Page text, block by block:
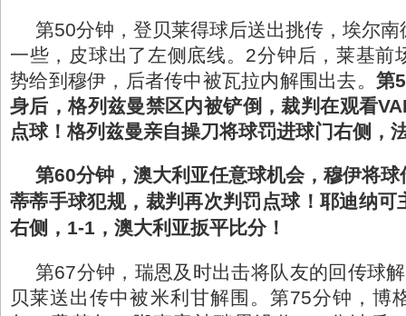
第50分钟，登贝莱得球后送出挑传，埃尔
一些，皮球出了左侧底线。2分钟后，莱基前
势给到穆伊，后者传中被瓦拉内解围出去。 第
身后，格列兹曼禁区内被铲倒，裁判在观看
点球！格列兹曼亲自操刀将球罚进球门右侧，
第60分钟，澳大利亚任意球机会，穆伊将
蒂蒂手球犯规，裁判再次判罚点球！耶迪纳可
右侧，1-1，澳大利亚扳平比分！
第67分钟，瑞恩及时出击将队友的回传球
贝莱送出传中被米利甘解围。第75分钟，博